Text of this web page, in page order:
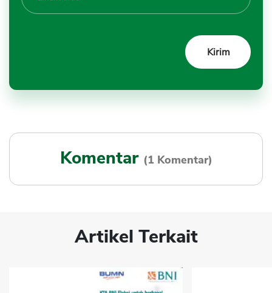
Komentar (1 Komentar)
Artikel Terkait